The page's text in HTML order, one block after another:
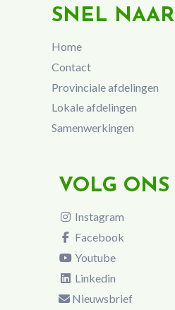
SNEL NAAR
Home
Contact
Provinciale afdelingen
Lokale afdelingen
Samenwerkingen
VOLG ONS
Instagram
Facebook
Youtube
Linkedin
Nieuwsbrief